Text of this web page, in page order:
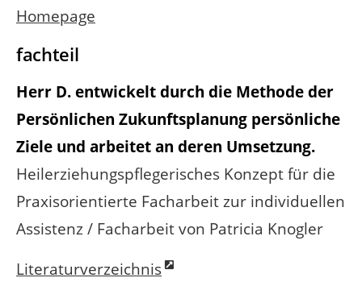
Homepage
fachteil
Herr D. entwickelt durch die Methode der
Persönlichen Zukunftsplanung persönliche
Ziele und arbeitet an deren Umsetzung.
Heilerziehungspflegerisches Konzept für die
Praxisorientierte Facharbeit zur individuellen
Assistenz / Facharbeit von Patricia Knogler
Literaturverzeichnis